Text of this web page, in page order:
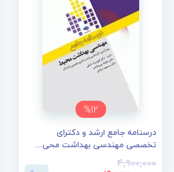
%12
درسنامه جامع ارشد و دکترای
تخصصی مهندسی بهداشت محی...
4,900,000